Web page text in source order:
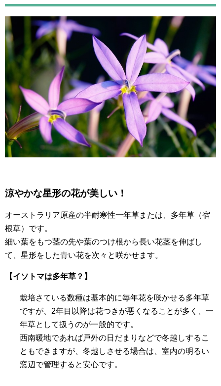
涼やかな星形の花が美しい！
オーストラリア原産の半耐寒性一年草または、多年草（宿
根草）です。
細い葉をもつ茎の先や葉のつけ根から長い花茎を伸ばし
て、星形をした青い花を次々と咲かせます。
【イソトマは多年草？】
栽培さている数種は基本的に毎年花を咲かせる多年草
ですが、2年目以降は花つきが悪くなることが多く、一
年草として扱うのが一般的です。
西南暖地であれば戸外の日だまりなどで冬越しするこ
ともできますが、冬越しさせる場合は、室内の明るい
窓辺で管理すると安心です。